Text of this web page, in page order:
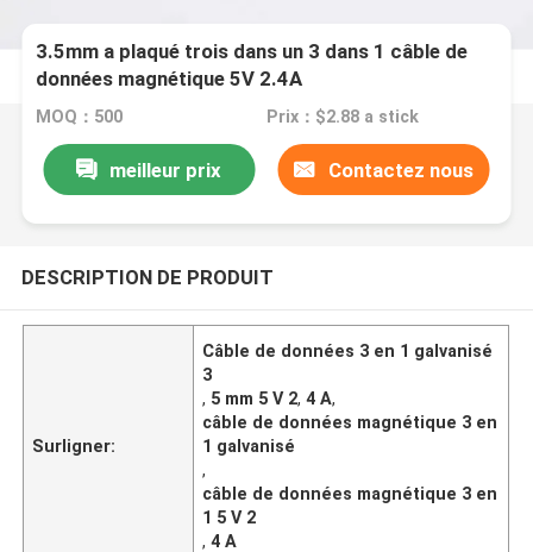
3.5mm a plaqué trois dans un 3 dans 1 câble de
données magnétique 5V 2.4A
MOQ：500 Prix：$2.88 a stick
meilleur prix Contactez nous
DESCRIPTION DE PRODUIT
Surligner:
Câble de données 3 en 1 galvanisé
3
, 5 mm 5 V 2,4 A,
câble de données magnétique 3 en
1 galvanisé
,
câble de données magnétique 3 en
1 5 V 2
,4 A